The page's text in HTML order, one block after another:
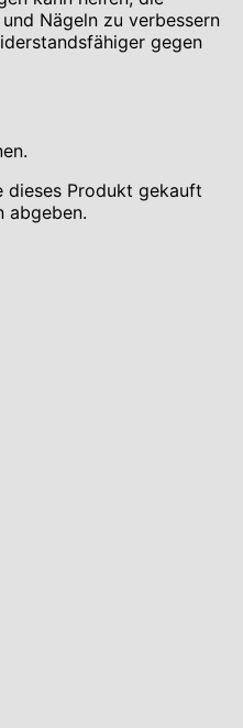
Nägeln zu verbessern
gegen
dieses Produkt gekauft
abgeben.